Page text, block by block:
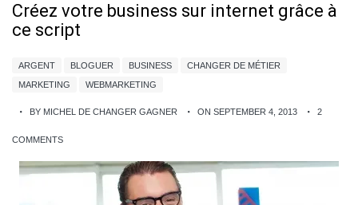
Créez votre business sur internet grâce à
ce script
ARGENT BLOGUER BUSINESS
CHANGER DE MÉTIER
MARKETING
WEBMARKETING
BY MICHEL DE CHANGER GAGNER ON SEPTEMBER 4, 2013 2
COMMENTS